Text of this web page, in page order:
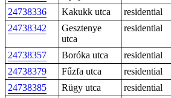
24738336
Kakukk utca
residential
24738342
Gesztenye
utca
residential
24738357 Boróka utca
residential
24738379
Fűzfa utca residential
24738385
Rügy utca
residential